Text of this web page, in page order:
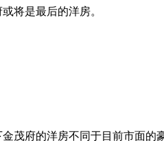
将是最后的洋房。
茂府的洋房不同于目前市面的